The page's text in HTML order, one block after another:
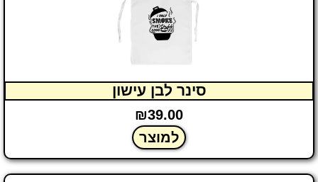
סינר לבן עישון
₪39.00
למוצר